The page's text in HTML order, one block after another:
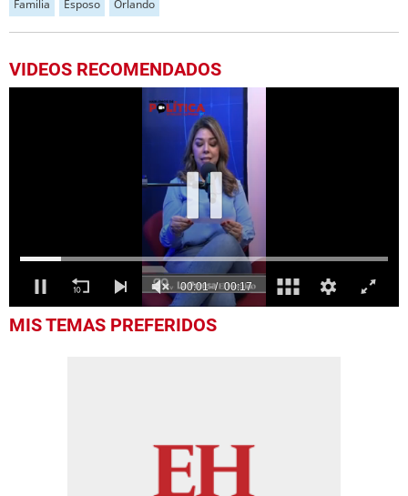
Familia Esposo Orlando
VIDEOS RECOMENDADOS
seconds
MIS TEMAS PREFERIDOS